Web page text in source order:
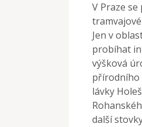
V Praze
Jen v
probíhat
výšková
přírodního
lávky
další